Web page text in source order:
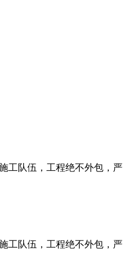
工队伍，工程绝不外包，严
工队伍，工程绝不外包，严